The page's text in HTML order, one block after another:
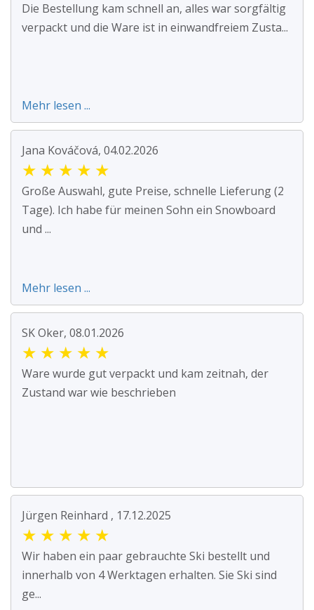
Die Bestellung kam schnell an, alles war sorgfältig
verpackt und die Ware ist in einwandfreiem Zusta...
Mehr lesen ...
Jana Kováčová, 04.02.2026
★ ★ ★ ★ ★
Große Auswahl, gute Preise, schnelle Lieferung (2
Tage). Ich habe für meinen Sohn ein Snowboard
und ...
Mehr lesen ...
SK Oker, 08.01.2026
★ ★ ★ ★ ★
Ware wurde gut verpackt und kam zeitnah, der
Zustand war wie beschrieben
Jürgen Reinhard , 17.12.2025
★ ★ ★ ★ ★
Wir haben ein paar gebrauchte Ski bestellt und
innerhalb von 4 Werktagen erhalten. Sie Ski sind
ge...